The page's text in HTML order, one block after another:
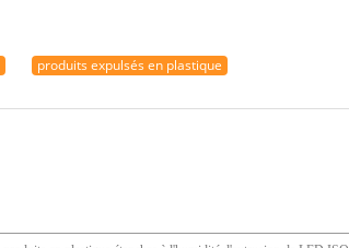
produits expulsés en plastique